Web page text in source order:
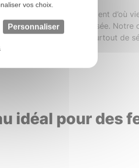
? Nous savons exactement d’où
bois, et où elle est utilisée. Notre
les professionnels, et surtout de
les plus exigeants.
idéal pour des
vos choix.
Personnaliser